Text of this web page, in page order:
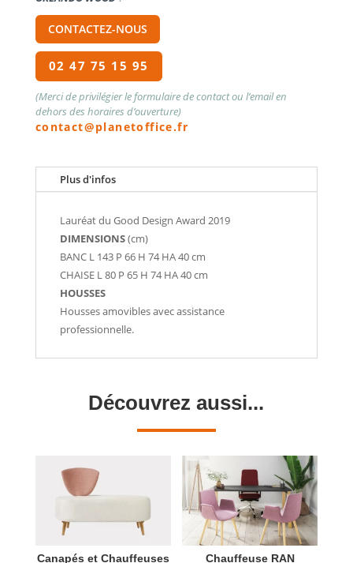
CONTACTEZ-NOUS
02 47 75 15 95
(Merci de privilégier le formulaire de contact ou l’email en
dehors des horaires d’ouverture)
contact@planetoffice.fr
Plus d'infos
Lauréat du Good Design Award 2019
DIMENSIONS(cm)
BANCL 143 P 66 H 74 HA 40 cm
CHAISEL 80 P 65 H 74 HA 40 cm
HOUSSES
Housses amovibles avec assistance
professionnelle.
Découvrez aussi...
Canapés et Chauffeuses Chauffeuse RAN